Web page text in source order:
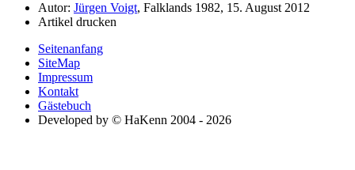
Autor: Jürgen Voigt, Falklands 1982, 15. August 2012
Artikel drucken
Seitenanfang
SiteMap
Impressum
Kontakt
Gästebuch
Developed by © HaKenn 2004 - 2026